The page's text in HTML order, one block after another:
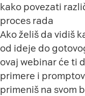
kako povezati
proces rada
Ako želiš da vidiš
od ideje do
ovaj webinar će ti
primere i
primeniš na svom